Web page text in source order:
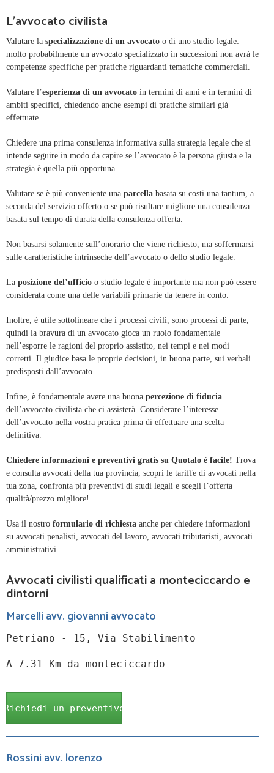
L'avvocato civilista
Valutare la specializzazione di un avvocato o di uno studio legale:
molto probabilmente un avvocato specializzato in successioni non avrà le
competenze specifiche per pratiche riguardanti tematiche commerciali.
Valutare l’esperienza di un avvocato in termini di anni e in termini di
ambiti specifici, chiedendo anche esempi di pratiche similari già
effettuate.
Chiedere una prima consulenza informativa sulla strategia legale che si
intende seguire in modo da capire se l’avvocato è la persona giusta e la
strategia è quella più opportuna.
Valutare se è più conveniente una parcella basata su costi una tantum, a
seconda del servizio offerto o se può risultare migliore una consulenza
basata sul tempo di durata della consulenza offerta.
Non basarsi solamente sull’onorario che viene richiesto, ma soffermarsi
sulle caratteristiche intrinseche dell’avvocato o dello studio legale.
La posizione del’ufficio o studio legale è importante ma non può essere
considerata come una delle variabili primarie da tenere in conto.
Inoltre, è utile sottolineare che i processi civili, sono processi di parte,
quindi la bravura di un avvocato gioca un ruolo fondamentale
nell’esporre le ragioni del proprio assistito, nei tempi e nei modi
corretti. Il giudice basa le proprie decisioni, in buona parte, sui verbali
predisposti dall’avvocato.
Infine, è fondamentale avere una buona percezione di fiducia
dell’avvocato civilista che ci assisterà. Considerare l’interesse
dell’avvocato nella vostra pratica prima di effettuare una scelta
definitiva.
Chiedere informazioni e preventivi gratis su Quotalo è facile! Trova
e consulta avvocati della tua provincia, scopri le tariffe di avvocati nella
tua zona, confronta più preventivi di studi legali e scegli l’offerta
qualità/prezzo migliore!
Usa il nostro formulario di richiesta anche per chiedere informazioni
su avvocati penalisti, avvocati del lavoro, avvocati tributaristi, avvocati
amministrativi.
Avvocati civilisti qualificati a monteciccardo e
dintorni
Marcelli avv. giovanni avvocato
Petriano - 15, Via Stabilimento
A 7.31 Km da monteciccardo
Richiedi un preventivo
Rossini avv. lorenzo